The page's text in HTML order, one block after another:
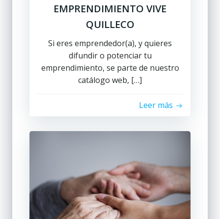
EMPRENDIMIENTO VIVE
QUILLECO
Si eres emprendedor(a), y quieres
difundir o potenciar tu
emprendimiento, se parte de nuestro
catálogo web, […]
Leer más